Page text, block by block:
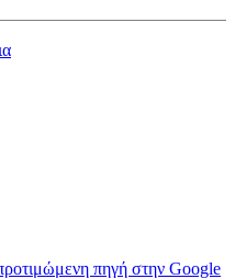
πηγή στην Google